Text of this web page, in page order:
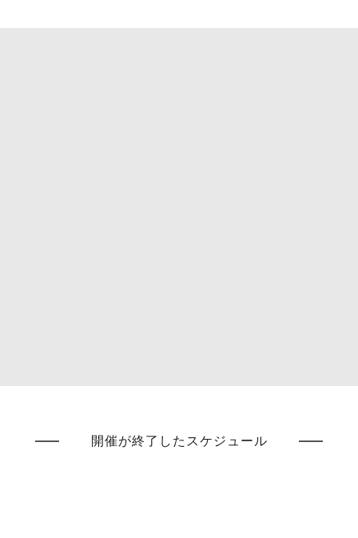
開催が終了したスケジュール